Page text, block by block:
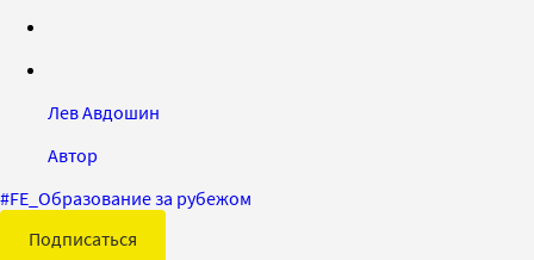
Лев Авдошин
Автор
#FE_Образование за рубежом
Подписаться